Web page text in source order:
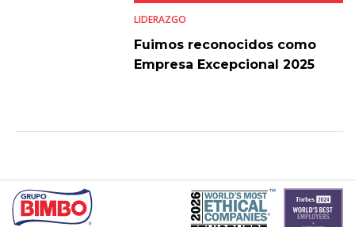
LIDERAZGO
Fuimos reconocidos como
Empresa Excepcional 2025